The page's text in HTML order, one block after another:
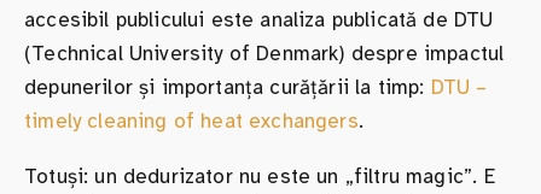
accesibil publicului este analiza publicată de DTU
(Technical University of Denmark) despre impactul
depunerilor și importanța curățării la timp: DTU –
timely cleaning of heat exchangers.
Totuși: un dedurizator nu este un „filtru magic”. E